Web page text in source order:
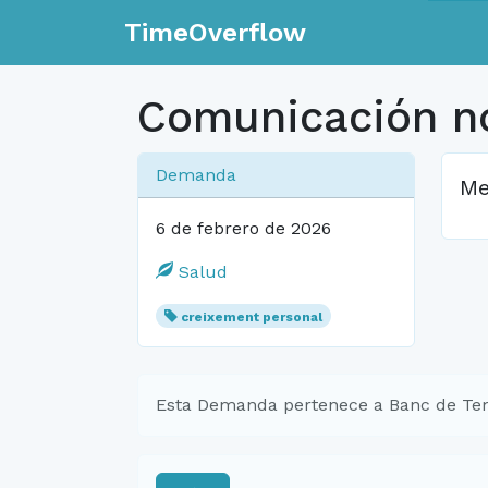
TimeOverflow
Comunicación
Demanda
6 de febrero de 2026
Salud
creixement personal
Esta Demanda pertenece a Banc de